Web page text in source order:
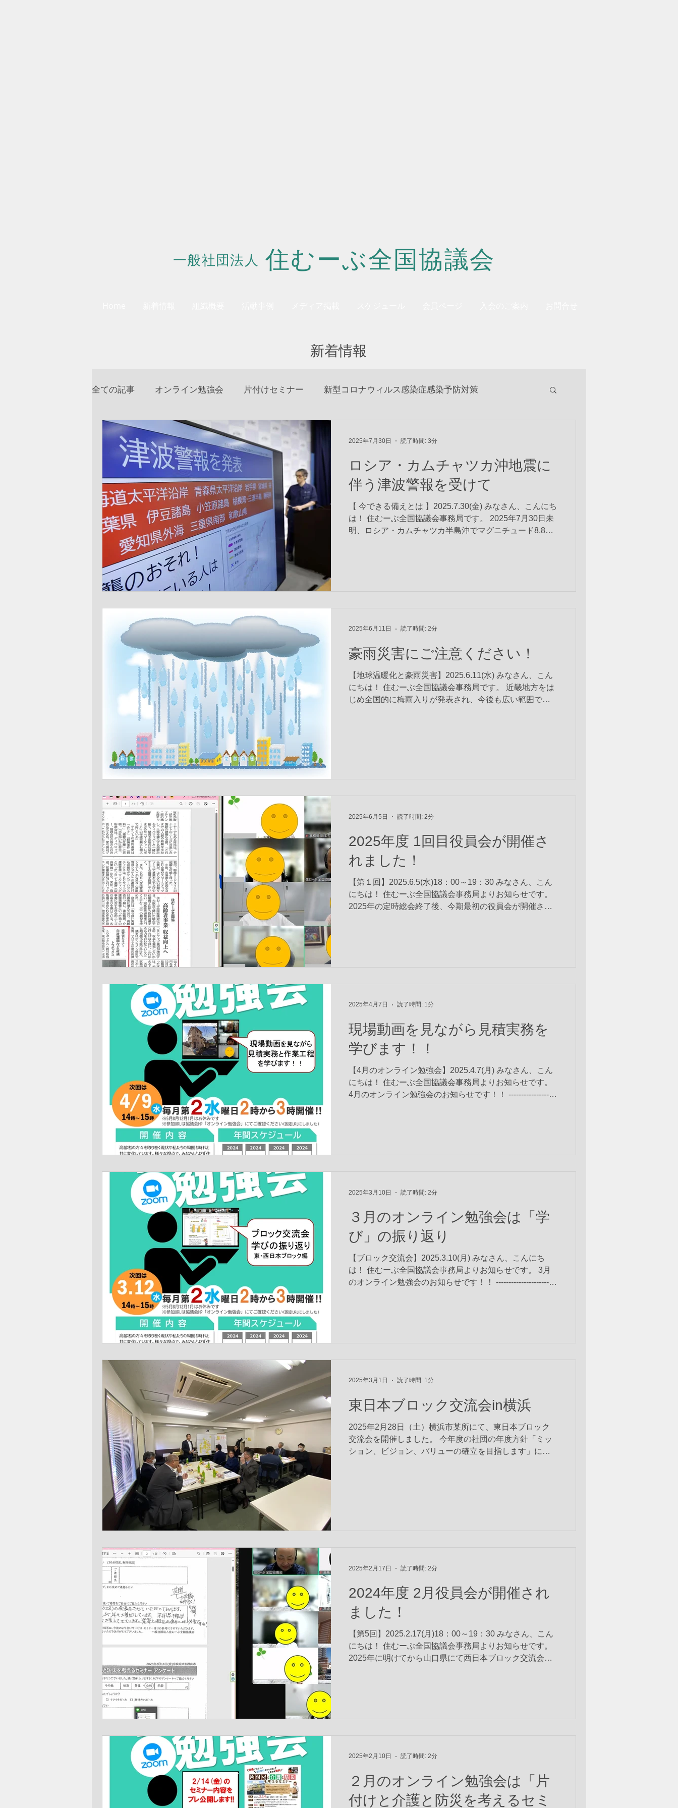
一般社団法人 住むーぶ全国協議会
新着情報
全ての記事 オンライン勉強会 片付けセミナー 新型コロナウィルス感染症感染予防対策
会員様へのお知らせ
ロシア・カムチャツカ沖地震に
伴う津波警報を受けて
【 今できる備えとは 】2025.7.30(金) みなさん、こんにち
は！ 住むーぶ全国協議会事務局です。 2025年7月30日未
明、ロシア・カムチャツカ半島沖でマグニチュード8.8の
2025年7月30日 読了時間: 3分
豪雨災害にご注意ください！
【地球温暖化と豪雨災害】2025.6.11(水) みなさん、こん
にちは！ 住むーぶ全国協議会事務局です。 近畿地方をは
じめ全国的に梅雨入りが発表され、今後も広い範囲で断
2025年6月11日 読了時間: 2分
2025年度 1回目役員会が開催さ
れました！
【第１回】2025.6.5(水)18：00～19：30 みなさん、こん
にちは！ 住むーぶ全国協議会事務局よりお知らせです。
2025年の定時総会終了後、今期最初の役員会が開催され
2025年6月5日 読了時間: 2分
現場動画を見ながら見積実務を
学びます！！
【4月のオンライン勉強会】2025.4.7(月) みなさん、こん
にちは！ 住むーぶ全国協議会事務局よりお知らせです。
4月のオンライン勉強会のお知らせです！！ -------------------
2025年4月7日 読了時間: 1分
３月のオンライン勉強会は「学
び」の振り返り
【ブロック交流会】2025.3.10(月) みなさん、こんにち
は！ 住むーぶ全国協議会事務局よりお知らせです。 3月
のオンライン勉強会のお知らせです！！ ------------------------
2025年3月10日 読了時間: 2分
東日本ブロック交流会in横浜
2025年2月28日（土）横浜市某所にて、東日本ブロック
交流会を開催しました。 今年度の社団の年度方針「ミッ
ション、ビジョン、バリューの確立を目指します」に基
2025年3月1日 読了時間: 1分
2024年度 2月役員会が開催され
ました！
【第5回】2025.2.17(月)18：00～19：30 みなさん、こん
にちは！ 住むーぶ全国協議会事務局よりお知らせです。
2025年に明けてから山口県にて西日本ブロック交流会が
2025年2月17日 読了時間: 2分
２月のオンライン勉強会は「片
付けと介護と防災を考えるセミ
2025年2月10日 読了時間: 2分